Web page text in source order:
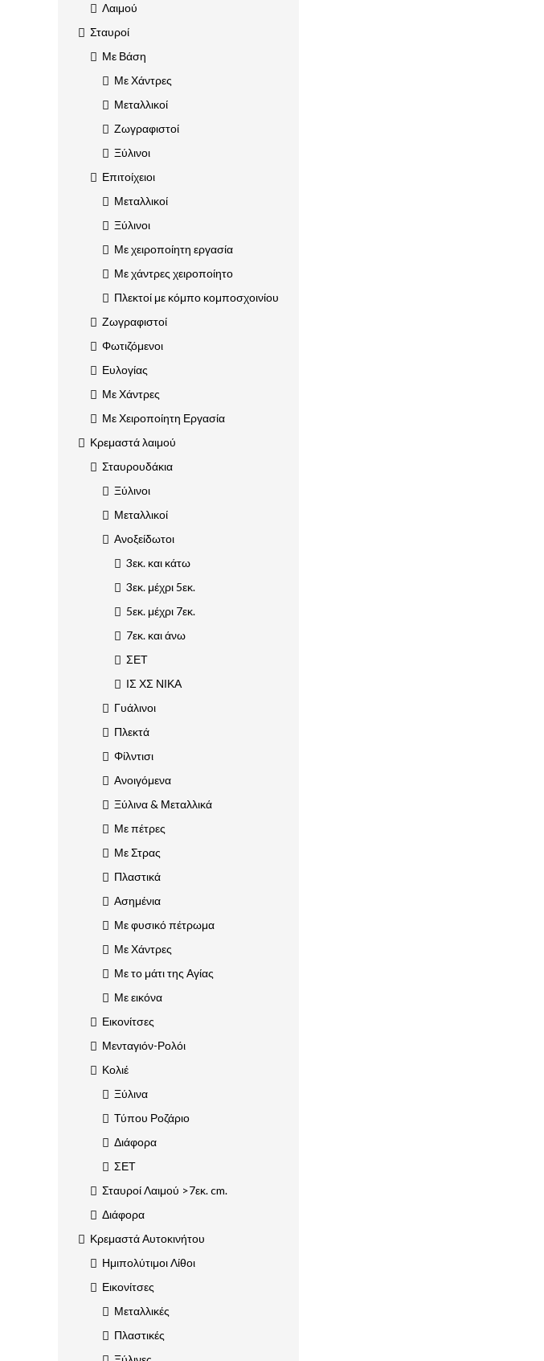
Λαιμού
Σταυροί
Με Βάση
Με Χάντρες
Μεταλλικοί
Ζωγραφιστοί
Ξύλινοι
Επιτοίχειοι
Μεταλλικοί
Ξύλινοι
Με χειροποίητη εργασία
Με χάντρες χειροποίητο
Πλεκτοί με κόμπο κομποσχοινίου
Ζωγραφιστοί
Φωτιζόμενοι
Ευλογίας
Με Χάντρες
Με Χειροποίητη Εργασία
Κρεμαστά λαιμού
Σταυρουδάκια
Ξύλινοι
Μεταλλικοί
Ανοξείδωτοι
3εκ. και κάτω
3εκ. μέχρι 5εκ.
5εκ. μέχρι 7εκ.
7εκ. και άνω
ΣΕΤ
ΙΣ ΧΣ ΝΙΚΑ
Γυάλινοι
Πλεκτά
Φίλντισι
Ανοιγόμενα
Ξύλινα & Μεταλλικά
Με πέτρες
Με Στρας
Πλαστικά
Ασημένια
Με φυσικό πέτρωμα
Με Χάντρες
Με το μάτι της Αγίας
Με εικόνα
Εικονίτσες
Μενταγιόν-Ρολόι
Κολιέ
Ξύλινα
Τύπου Ροζάριο
Διάφορα
ΣΕΤ
Σταυροί Λαιμού >7εκ. cm.
Διάφορα
Κρεμαστά Αυτοκινήτου
Ημιπολύτιμοι Λίθοι
Εικονίτσες
Μεταλλικές
Πλαστικές